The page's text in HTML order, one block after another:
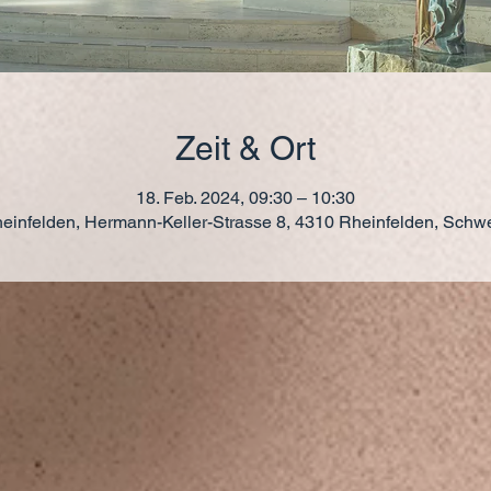
Zeit & Ort
18. Feb. 2024, 09:30 – 10:30
Hermann-Keller-Strasse 8, 4310 Rheinfelden,